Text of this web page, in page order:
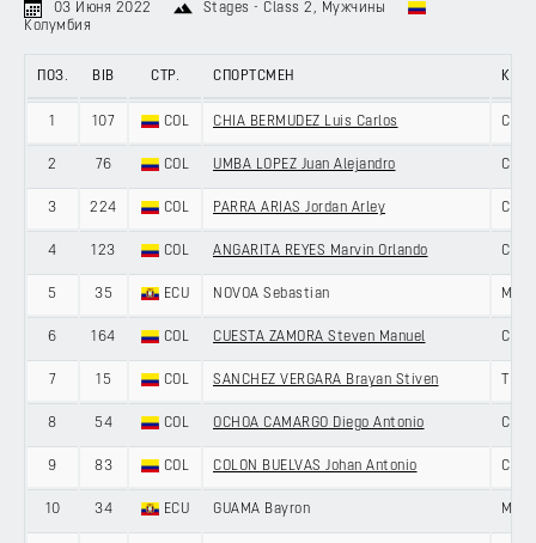
03 Июня 2022 Stages - Class 2 , Мужчины
Колумбия
ПОЗ. BIB СТР. СПОРТСМЕН
1 107 COL CHIA BERMUDEZ Luis Carlos
2 76 COL UMBA LOPEZ Juan Alejandro
3 224 COL PARRA ARIAS Jordan Arley
4 123 COL ANGARITA REYES Marvin Orlando
5 35 ECU NOVOA Sebastian
6 164 COL CUESTA ZAMORA Steven Manuel
7 15 COL SANCHEZ VERGARA Brayan Stiven
8 54 COL OCHOA CAMARGO Diego Antonio
9 83 COL COLON BUELVAS Johan Antonio
10 34 ECU GUAMA Bayron